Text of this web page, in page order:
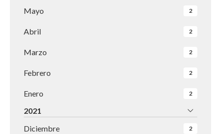
Mayo 2
Abril 2
Marzo 2
Febrero 2
Enero 2
2021
Diciembre
2